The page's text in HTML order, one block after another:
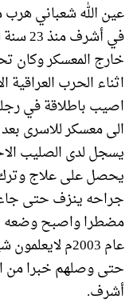
عين الله شعباني
في
خارج المعسكر وكان
اصيب باطلاقة في
الى معسكر للاسرى
يسجل لدى الصليب
يحصل على علاج
جراحه ينزف حتى
مضطرا واصبح وضعه
عام 2003م
حتى وصلهم خبرا من
أشرف.